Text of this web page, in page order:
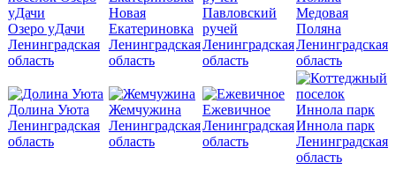
Озеро уДачи
Ленинградская
область
Новая
Екатериновка
Ленинградская
область
Павловский
ручей
Ленинградская
область
Медовая
Поляна
Ленинградская
область
Долина Уюта
Ленинградская
область
Жемчужина
Ленинградская
область
Ежевичное
Ленинградская
область
Иннола парк
Ленинградская
область